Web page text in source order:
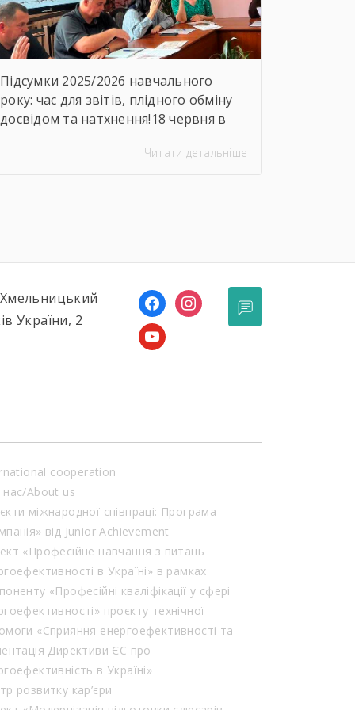
Підсумки 2025/2026 навчального
року: час для звітів, плідного обміну
досвідом та натхнення!18 червня в
агропромисловий центр професійної
напрями роботи на наступний
період.Голова методичної комісії
Алла Гончарук проаналізувала роботу
комісії за навчальний рік,
Читати детальніше
України, 2
facebookinstagram
youtube
cooperation
нас/About us
міжнародної співпраці: Програма
від Junior Achievement
«Професійне навчання з питань
в Україні» в рамках
«Професійні кваліфікації у сфері
проєкту технічної
«Сприяння енергоефективності та
Директиви ЄС про
в Україні»
розвитку кар’єри